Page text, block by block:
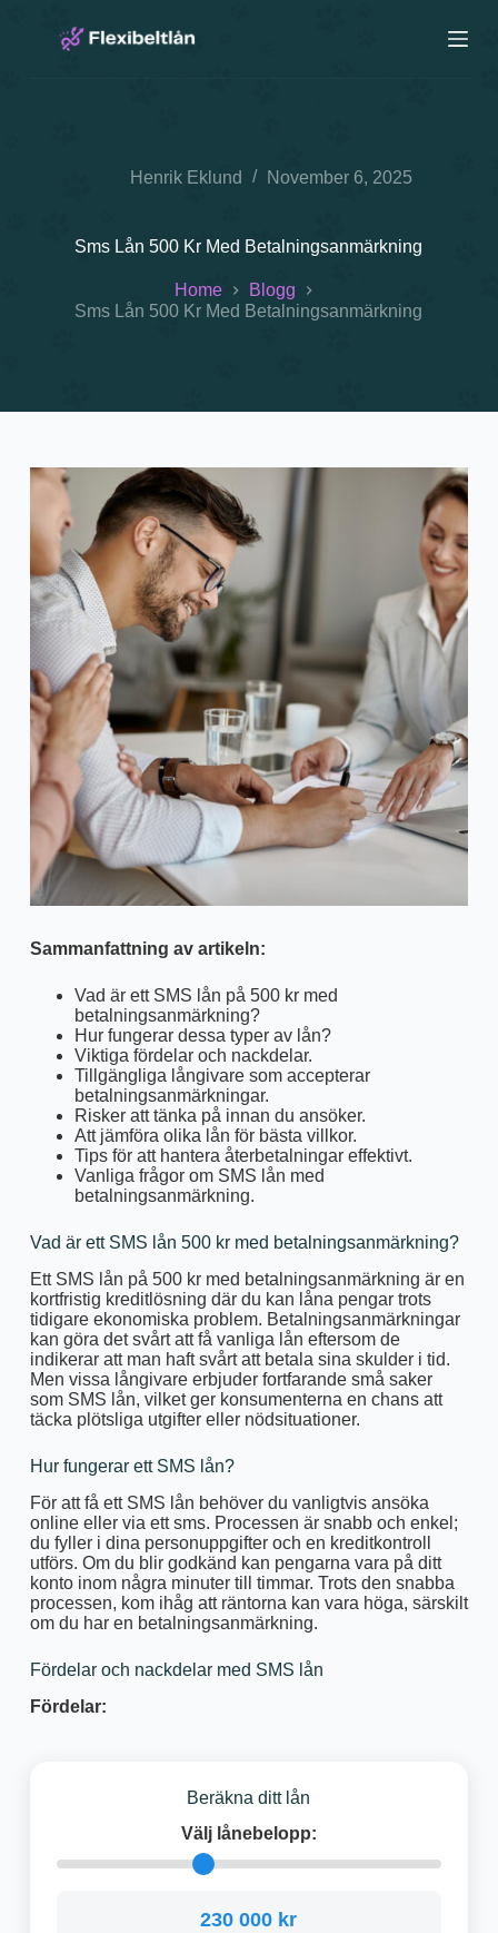
Henrik Eklund November 6, 2025
Sms Lån 500 Kr Med Betalningsanmärkning
Home
Blogg
Sms Lån 500 Kr Med Betalningsanmärkning
Sammanfattning av artikeln:
Vad är ett SMS lån på 500 kr med
betalningsanmärkning?
Hur fungerar dessa typer av lån?
Viktiga fördelar och nackdelar.
Tillgängliga långivare som accepterar
betalningsanmärkningar.
Risker att tänka på innan du ansöker.
Att jämföra olika lån för bästa villkor.
Tips för att hantera återbetalningar effektivt.
Vanliga frågor om SMS lån med
betalningsanmärkning.
Vad är ett SMS lån 500 kr med betalningsanmärkning?
Ett SMS lån på 500 kr med betalningsanmärkning är en
kortfristig kreditlösning där du kan låna pengar trots
tidigare ekonomiska problem. Betalningsanmärkningar
kan göra det svårt att få vanliga lån eftersom de
indikerar att man haft svårt att betala sina skulder i tid.
Men vissa långivare erbjuder fortfarande små saker
som SMS lån, vilket ger konsumenterna en chans att
täcka plötsliga utgifter eller nödsituationer.
Hur fungerar ett SMS lån?
För att få ett SMS lån behöver du vanligtvis ansöka
online eller via ett sms. Processen är snabb och enkel;
du fyller i dina personuppgifter och en kreditkontroll
utförs. Om du blir godkänd kan pengarna vara på ditt
konto inom några minuter till timmar. Trots den snabba
processen, kom ihåg att räntorna kan vara höga, särskilt
om du har en betalningsanmärkning.
Fördelar och nackdelar med SMS lån
Fördelar:
Beräkna ditt lån
Välj lånebelopp:
230 000 kr